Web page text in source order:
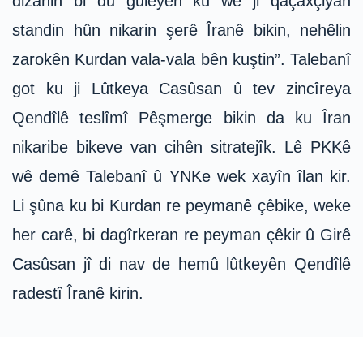
standin hûn nikarin şerê Îranê bikin, nehêlin
zarokên Kurdan vala-vala bên kuştin”. Talebanî
got ku ji Lûtkeya Casûsan û tev zincîreya
Qendîlê teslîmî Pêşmerge bikin da ku Îran
nikaribe bikeve van cihên sitratejîk. Lê PKKê
wê demê Talebanî û YNKe wek xayîn îlan kir.
Li şûna ku bi Kurdan re peymanê çêbike, weke
her carê, bi dagîrkeran re peyman çêkir û Girê
Casûsan jî di nav de hemû lûtkeyên Qendîlê
radestî Îranê kirin.